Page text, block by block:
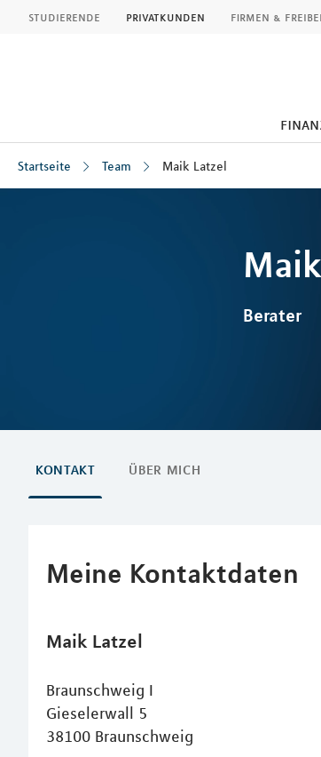
studierende privatkunden firmen &
Startseite Team Maik Latzel
Maik
Berater
KONTAKT ÜBER MICH
Meine Kontaktdaten
Maik Latzel
Braunschweig I
Gieselerwall 5
38100 Braunschweig